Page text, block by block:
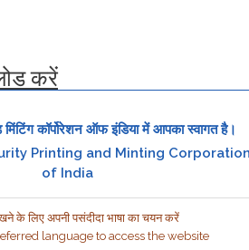
करें
मिंटिंग कॉर्पोरेशन ऑफ इंडिया में आपका स्वागत है।
Printing and Minting
of India
के लिए अपनी पसंदीदा भाषा का चयन करें
language to access the website